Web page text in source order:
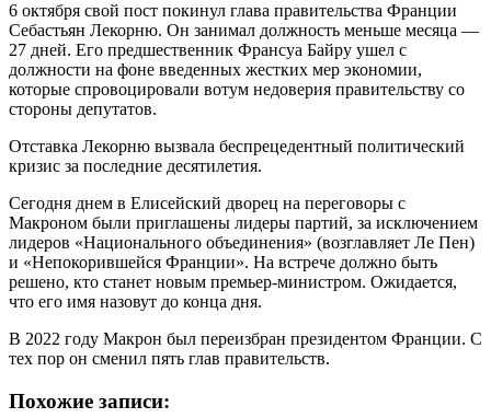
6 октября свой пост покинул глава правительства Франции
Себастьян Лекорню. Он занимал должность меньше месяца —
27 дней. Его предшественник Франсуа Байру ушел с
должности на фоне введенных жестких мер экономии,
которые спровоцировали вотум недоверия правительству со
стороны депутатов.
Отставка Лекорню вызвала беспрецедентный политический
кризис за последние десятилетия.
Сегодня днем в Елисейский дворец на переговоры с
Макроном были приглашены лидеры партий, за исключением
лидеров «Национального объединения» (возглавляет Ле Пен)
и «Непокорившейся Франции». На встрече должно быть
решено, кто станет новым премьер-министром. Ожидается,
что его имя назовут до конца дня.
В 2022 году Макрон был переизбран президентом Франции. С
тех пор он сменил пять глав правительств.
Похожие записи: